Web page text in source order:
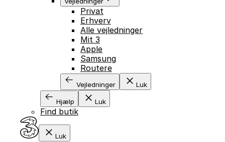
Privat
Erhverv
Alle vejledninger
Mit 3
Apple
Samsung
Routere
Vejledninger Luk
Hjælp Luk
Find butik
Luk